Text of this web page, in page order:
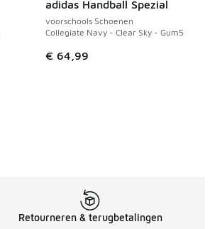
adidas Handball Spezial
voorschools Schoenen
Collegiate Navy - Clear Sky - Gum5
€ 64,99
Retourneren & terugbetalingen